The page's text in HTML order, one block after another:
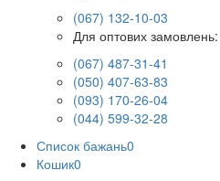
(067) 132-10-03
Для оптових замовлень:
(067) 487-31-41
(050) 407-63-83
(093) 170-26-04
(044) 599-32-28
Список бажань0
Кошик0